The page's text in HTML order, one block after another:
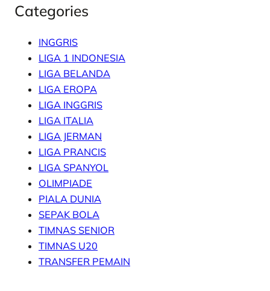
Categories
INGGRIS
LIGA 1 INDONESIA
LIGA BELANDA
LIGA EROPA
LIGA INGGRIS
LIGA ITALIA
LIGA JERMAN
LIGA PRANCIS
LIGA SPANYOL
OLIMPIADE
PIALA DUNIA
SEPAK BOLA
TIMNAS SENIOR
TIMNAS U20
TRANSFER PEMAIN